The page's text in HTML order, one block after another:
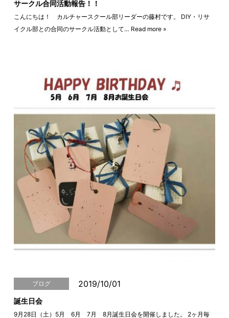
サークル合同活動報告！！
こんにちは！ カルチャースクール部リーダーの藤村です。 DIY・リサ
イクル部との合同のサークル活動として… Read more »
ブログ 2019/10/01
誕生日会
9月28日（土）5月 6月 7月 8月誕生日会を開催しました。 2ヶ月毎